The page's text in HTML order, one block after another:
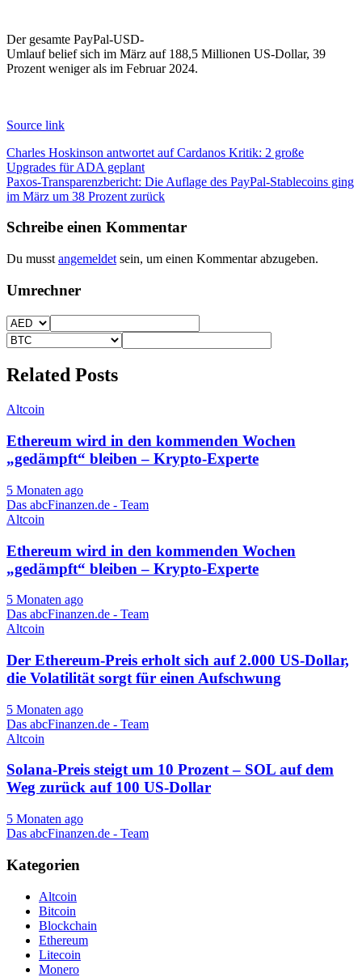
Der gesamte PayPal-USD-
Umlauf belief sich im März auf 188,5 Millionen US-Dollar, 39
Prozent weniger als im Februar 2024.
Source link
Beitragsnavigation
Charles Hoskinson antwortet auf Cardanos Kritik: 2 große
Upgrades für ADA geplant
Paxos-Transparenzbericht: Die Auflage des PayPal-Stablecoins ging
im März um 38 Prozent zurück
Schreibe einen Kommentar
Du musst angemeldet sein, um einen Kommentar abzugeben.
Umrechner
Related Posts
Altcoin
Ethereum wird in den kommenden Wochen
„gedämpft“ bleiben – Krypto-Experte
5 Monaten ago
Das abcFinanzen.de - Team
Altcoin
Ethereum wird in den kommenden Wochen
„gedämpft“ bleiben – Krypto-Experte
5 Monaten ago
Das abcFinanzen.de - Team
Altcoin
Der Ethereum-Preis erholt sich auf 2.000 US-Dollar,
die Volatilität sorgt für einen Aufschwung
5 Monaten ago
Das abcFinanzen.de - Team
Altcoin
Solana-Preis steigt um 10 Prozent – ​​​​​​SOL auf dem
Weg zurück auf 100 US-Dollar
5 Monaten ago
Das abcFinanzen.de - Team
Kategorien
Altcoin
Bitcoin
Blockchain
Ethereum
Litecoin
Monero